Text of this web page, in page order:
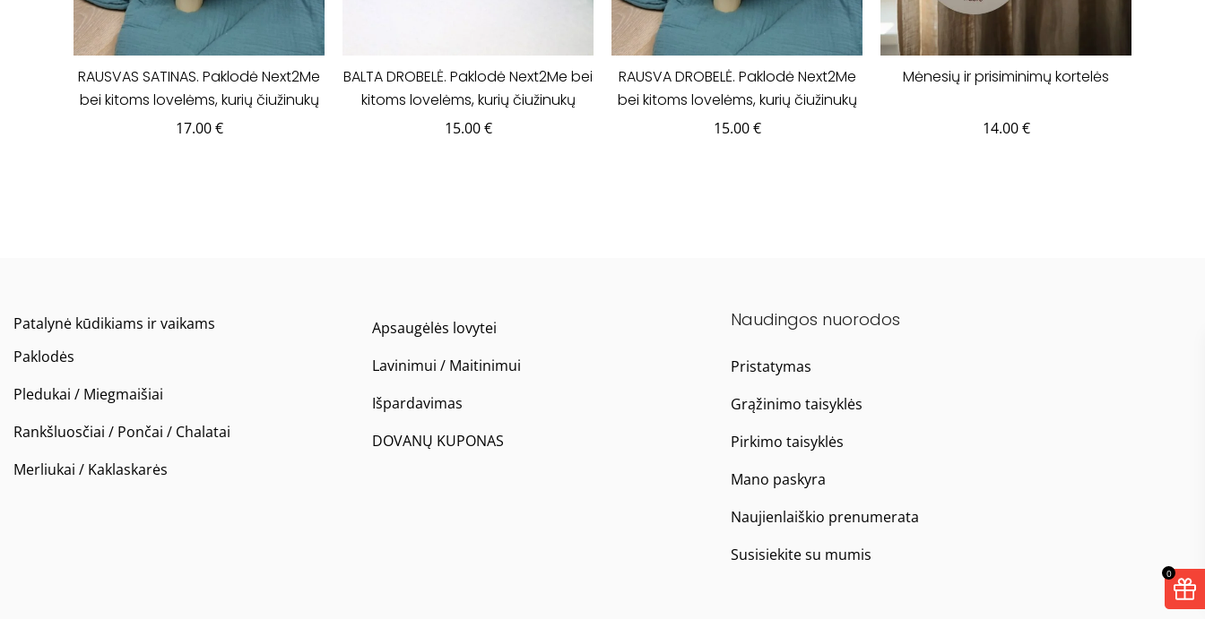
RAUSVAS SATINAS. Paklodė Next2Me
bei kitoms lovelėms, kurių čiužinukų
išmatavimai yra 50x83cm.
17.00€
BALTA DROBELĖ. Paklodė Next2Me bei
kitoms lovelėms, kurių čiužinukų
išmatavimai yra 50x83cm.
15.00€
RAUSVA DROBELĖ. Paklodė Next2Me
bei kitoms lovelėms, kurių čiužinukų
išmatavimai yra 50x83cm.
15.00€
Mėnesių ir prisiminimų kortelės
14.00€
Patalynė kūdikiams ir vaikams
Paklodės
Pledukai / Miegmaišiai
Rankšluosčiai / Pončai / Chalatai
Merliukai / Kaklaskarės
Apsaugėlės lovytei
Lavinimui / Maitinimui
Išpardavimas
DOVANŲ KUPONAS
Naudingos nuorodos
Pristatymas
Grąžinimo taisyklės
Pirkimo taisyklės
Mano paskyra
Naujienlaiškio prenumerata
Susisiekite su mumis
0